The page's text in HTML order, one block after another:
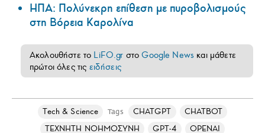
ΗΠΑ: Πολύνεκρη επίθεση με πυροβολισμούς
στη Βόρεια Καρολίνα
Ακολουθήστε το LiFO.gr στοGoogle News και μάθετε
πρώτοι όλες τις ειδήσεις
Τech & Science Tags CHATGPT
CHATBOT
ΤΕΧΝΗΤΗ ΝΟΗΜΟΣΥΝΗ
GPT-4 OPENAI